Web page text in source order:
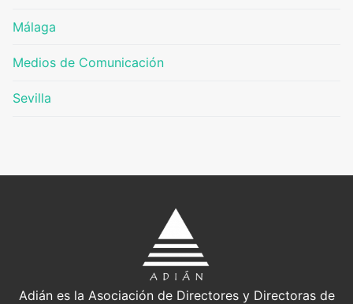
Málaga
Medios de Comunicación
Sevilla
Adián es la Asociación de Directores y Directoras de